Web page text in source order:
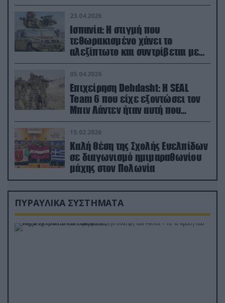
23.04.2026
Ισπανία: Η στιγμή που
τεθωρακισμένο χάνει το
αλεξίπτωτο και συντρίβεται με
ορμή στο έδαφος (βίντεο)
05.04.2026
Επιχείρηση Dehdasht: Η SEAL
Team 6 που είχε εξοντώσει τον
Μπιν Λάντεν ήταν αυτή που
διέσωσε τον πιλότο του F-15
15.02.2026
Καλή θέση της Σχολής Ευελπίδων
σε διαγωνισμό ημιμαραθωνίου
μάχης στον Πολωνία
ΠΥΡΑΥΛΙΚΑ ΣΥΣΤΗΜΑΤΑ